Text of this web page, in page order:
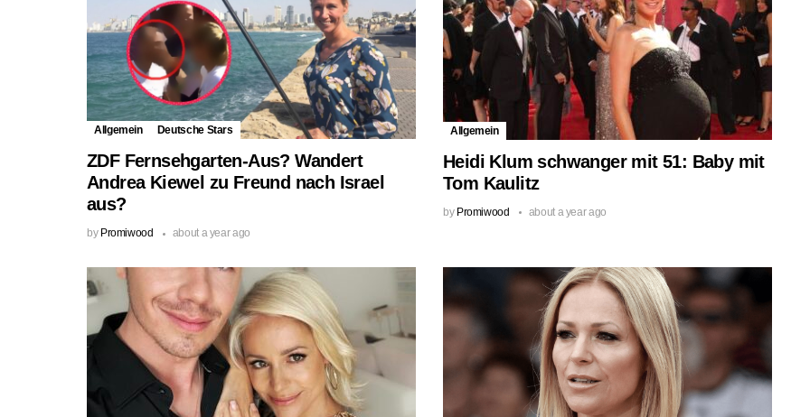
Allgemein Deutsche Stars
ZDF Fernsehgarten-Aus? Wandert
Andrea Kiewel zu Freund nach Israel
aus?
by Promiwood about a year ago
Allgemein
Heidi Klum schwanger mit 51: Baby mit
Tom Kaulitz
by Promiwood about a year ago